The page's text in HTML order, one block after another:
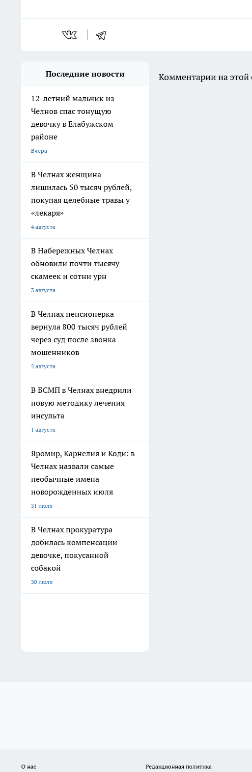
Последние новости
12-летний мальчик из
Челнов спас тонущую
девочку в Елабужском
районе
Вчера
В Челнах женщина
лишилась 50 тысяч рублей,
покупая целебные травы у
«лекаря»
4 августа
В Набережных Челнах
обновили почти тысячу
скамеек и сотни урн
3 августа
В Челнах пенсионерка
вернула 800 тысяч рублей
через суд после звонка
мошенников
2 августа
В БСМП в Челнах внедрили
новую методику лечения
инсульта
1 августа
Яромир, Карнелия и Коди: в
Челнах назвали самые
необычные имена
новорожденных июля
31 июля
В Челнах прокуратура
добилась компенсации
девочке, покусанной
собакой
30 июля
Комментарии на
О нас Редакционная политика